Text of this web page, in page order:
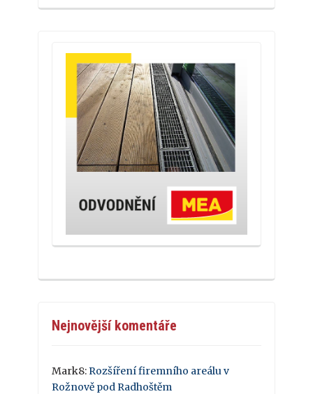
Nejnovější komentáře
Mark8: Rozšíření firemního areálu v
Rožnově pod Radhoštěm